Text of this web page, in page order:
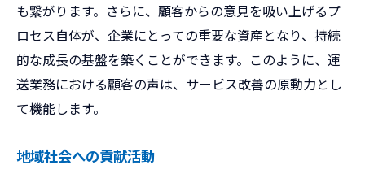
も繋がります。さらに、顧客からの意見を吸い上げるプ
ロセス自体が、企業にとっての重要な資産となり、持続
的な成長の基盤を築くことができます。このように、運
送業務における顧客の声は、サービス改善の原動力とし
て機能します。
地域社会への貢献活動